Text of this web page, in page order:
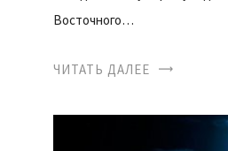
Восточного…
ЧИТАТЬ ДАЛЕЕ